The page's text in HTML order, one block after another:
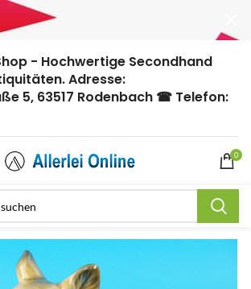
- Hochwertige Secondhand
Adresse:
5, 63517 Rodenbach ☎ Telefon:
0